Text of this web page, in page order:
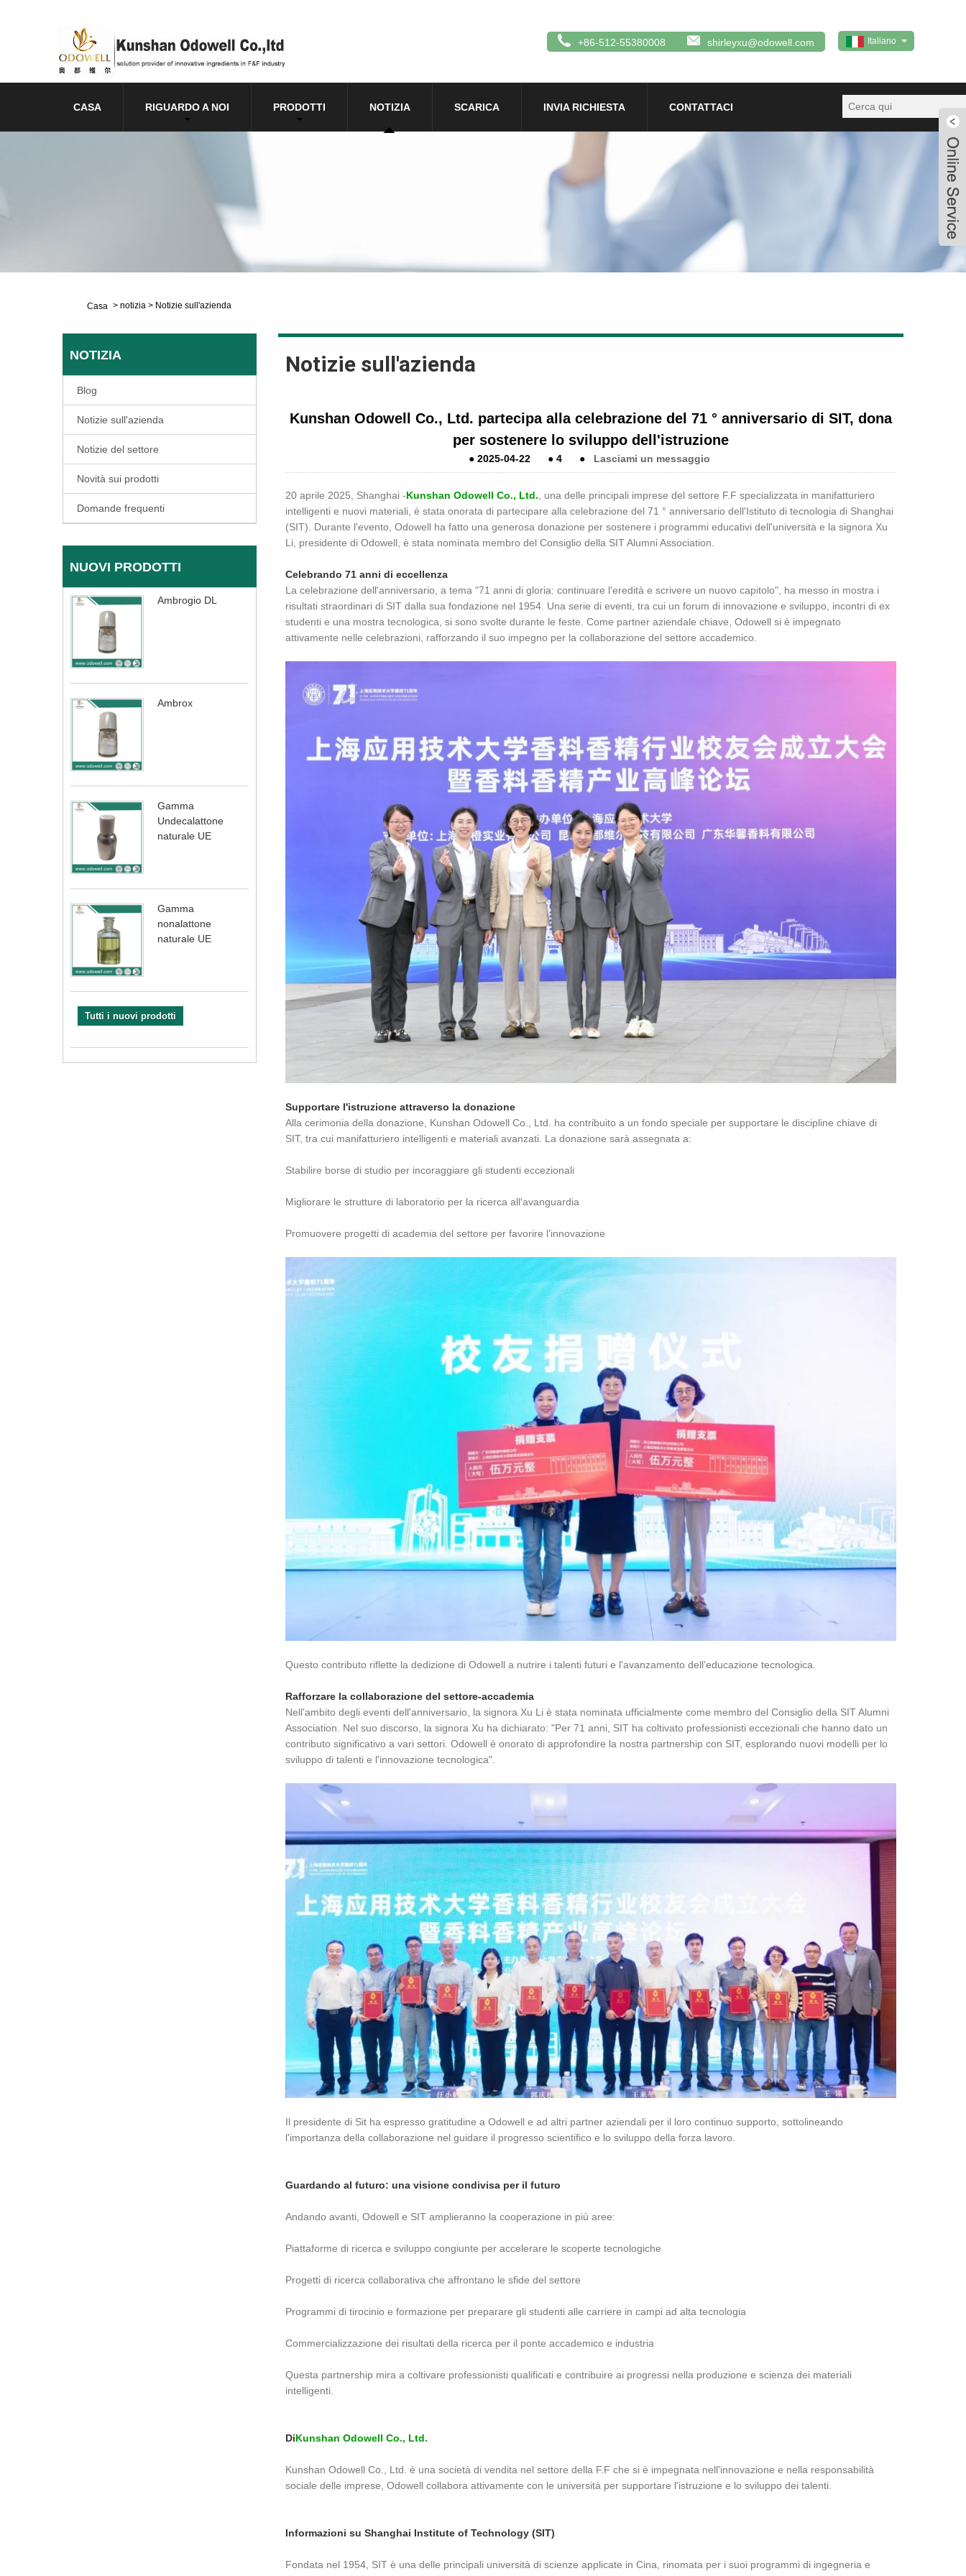
Italiano
+86-512-55380008 shirleyxu@odowell.com
CASA RIGUARDO A NOI PRODOTTI NOTIZIA SCARICA INVIA RICHIESTA CONTATTACI
Casa > notizia > Notizie sull'azienda
NOTIZIA
Blog
Notizie sull'azienda
Notizie del settore
Novità sui prodotti
Domande frequenti
NUOVI PRODOTTI
Ambrogio DL
Ambrox
Gamma
Undecalattone
naturale UE
Gamma
nonalattone
naturale UE
Tutti i nuovi prodotti
Notizie sull'azienda
Kunshan Odowell Co., Ltd. partecipa alla celebrazione del 71 ° anniversario di SIT, dona
per sostenere lo sviluppo dell'istruzione
● 2025-04-22 ● 4 ● Lasciami un messaggio
20 aprile 2025, Shanghai -Kunshan Odowell Co., Ltd. , una delle principali imprese del settore F.F specializzata in manifatturiero
intelligenti e nuovi materiali, è stata onorata di partecipare alla celebrazione del 71 ° anniversario dell'Istituto di tecnologia di Shanghai
(SIT). Durante l'evento, Odowell ha fatto una generosa donazione per sostenere i programmi educativi dell'università e la signora Xu
Li, presidente di Odowell, è stata nominata membro del Consiglio della SIT Alumni Association.
Celebrando 71 anni di eccellenza
La celebrazione dell'anniversario, a tema "71 anni di gloria: continuare l'eredità e scrivere un nuovo capitolo", ha messo in mostra i
risultati straordinari di SIT dalla sua fondazione nel 1954. Una serie di eventi, tra cui un forum di innovazione e sviluppo, incontri di ex
studenti e una mostra tecnologica, si sono svolte durante le feste. Come partner aziendale chiave, Odowell si è impegnato
attivamente nelle celebrazioni, rafforzando il suo impegno per la collaborazione del settore accademico.
Supportare l'istruzione attraverso la donazione
Alla cerimonia della donazione, Kunshan Odowell Co., Ltd. ha contribuito a un fondo speciale per supportare le discipline chiave di
SIT, tra cui manifatturiero intelligenti e materiali avanzati. La donazione sarà assegnata a:
Stabilire borse di studio per incoraggiare gli studenti eccezionali
Migliorare le strutture di laboratorio per la ricerca all'avanguardia
Promuovere progetti di academia del settore per favorire l'innovazione
Questo contributo riflette la dedizione di Odowell a nutrire i talenti futuri e l'avanzamento dell'educazione tecnologica.
Rafforzare la collaborazione del settore-accademia
Nell'ambito degli eventi dell'anniversario, la signora Xu Li è stata nominata ufficialmente come membro del Consiglio della SIT Alumni
Association. Nel suo discorso, la signora Xu ha dichiarato: "Per 71 anni, SIT ha coltivato professionisti eccezionali che hanno dato un
contributo significativo a vari settori. Odowell è onorato di approfondire la nostra partnership con SIT, esplorando nuovi modelli per lo
sviluppo di talenti e l'innovazione tecnologica".
Il presidente di Sit ha espresso gratitudine a Odowell e ad altri partner aziendali per il loro continuo supporto, sottolineando
l'importanza della collaborazione nel guidare il progresso scientifico e lo sviluppo della forza lavoro.
Guardando al futuro: una visione condivisa per il futuro
Andando avanti, Odowell e SIT amplieranno la cooperazione in più aree:
Piattaforme di ricerca e sviluppo congiunte per accelerare le scoperte tecnologiche
Progetti di ricerca collaborativa che affrontano le sfide del settore
Programmi di tirocinio e formazione per preparare gli studenti alle carriere in campi ad alta tecnologia
Commercializzazione dei risultati della ricerca per il ponte accademico e industria
Questa partnership mira a coltivare professionisti qualificati e contribuire ai progressi nella produzione e scienza dei materiali
intelligenti.
DiKunshan Odowell Co., Ltd.
Kunshan Odowell Co., Ltd. è una società di vendita nel settore della F.F che si è impegnata nell'innovazione e nella responsabilità
sociale delle imprese, Odowell collabora attivamente con le università per supportare l'istruzione e lo sviluppo dei talenti.
Informazioni su Shanghai Institute of Technology (SIT)
Fondata nel 1954, SIT è una delle principali università di scienze applicate in Cina, rinomata per i suoi programmi di ingegneria e